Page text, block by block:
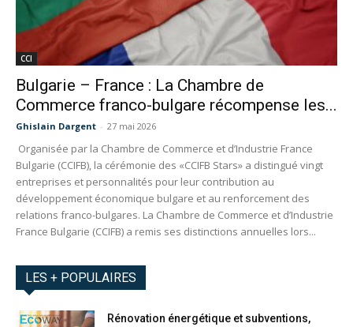
CCI
Bulgarie – France : La Chambre de
Commerce franco-bulgare récompense les...
Ghislain Dargent - 27 mai 2026
Organisée par la Chambre de Commerce et d’Industrie France
Bulgarie (CCIFB), la cérémonie des «CCIFB Stars» a distingué vingt
entreprises et personnalités pour leur contribution au
développement économique bulgare et au renforcement des
relations franco-bulgares. La Chambre de Commerce et d’Industrie
France Bulgarie (CCIFB) a remis ses distinctions annuelles lors...
LES + POPULAIRES
Rénovation énergétique et subventions,